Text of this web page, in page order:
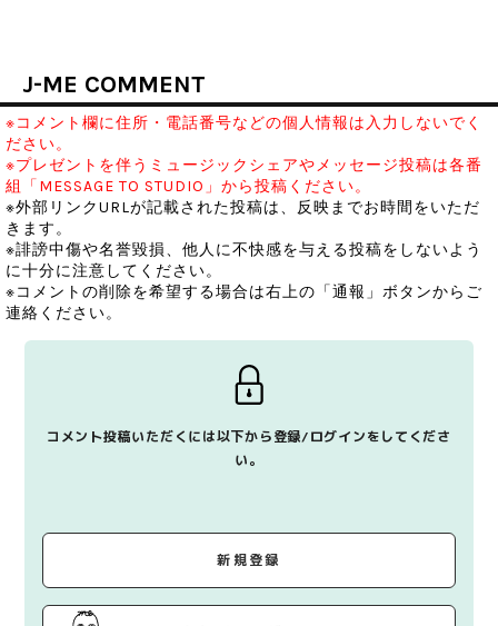
J-ME COMMENT
※コメント欄に住所・電話番号などの個人情報は入力しないでく
ださい。
※プレゼントを伴うミュージックシェアやメッセージ投稿は各番
組「MESSAGE TO STUDIO」から投稿ください。
※外部リンクURLが記載された投稿は、反映までお時間をいただ
きます。
※誹謗中傷や名誉毀損、他人に不快感を与える投稿をしないよう
に十分に注意してください。
※コメントの削除を希望する場合は右上の「通報」ボタンからご
連絡ください。
コメント投稿いただくには以下から登録/ログインをしてくださ
い。
新規登録